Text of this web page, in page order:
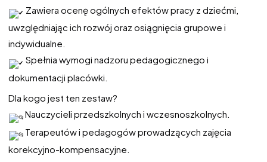
Zawiera ocenę ogólnych efektów pracy z dziećmi,
uwzględniając ich rozwój oraz osiągnięcia grupowe i
indywidualne.
Spełnia wymogi nadzoru pedagogicznego i
dokumentacji placówki.
Dla kogo jest ten zestaw?
Nauczycieli przedszkolnych i wczesnoszkolnych.
Terapeutów i pedagogów prowadzących zajęcia
korekcyjno-kompensacyjne.